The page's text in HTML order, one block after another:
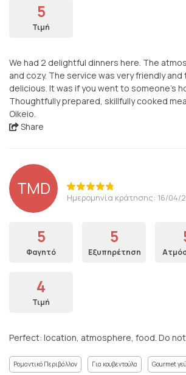
5
Τιμή
We had 2 delightful dinners here. The
and cozy. The service was very friendly
delicious. It was if you went to someone’s
Thoughtfully prepared, skillfully cooked
Oikeio.
Share
TMD Ημερομηνία κράτησης: 16/04/
5
Φαγητό
5
Εξυπηρέτηση
4
Τιμή
Perfect: location, atmosphere, food. Do
Ρομαντικό Περιβάλλον Για κουβεντούλα Gourmet